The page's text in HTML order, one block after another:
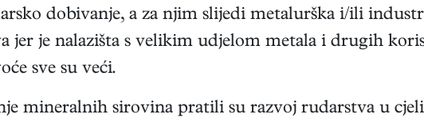
dobivanje, a za njim slijedi metalurška i/ili
jer je nalazišta s velikim udjelom metala i drugih
sve su veći.
mineralnih sirovina pratili su razvoj rudarstva u